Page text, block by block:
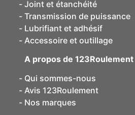
Joint et étanchéité
Transmission de puissance
Lubrifiant et adhésif
Accessoire et outillage
A propos de 123Roulement
Qui sommes-nous
Avis 123Roulement
Nos marques